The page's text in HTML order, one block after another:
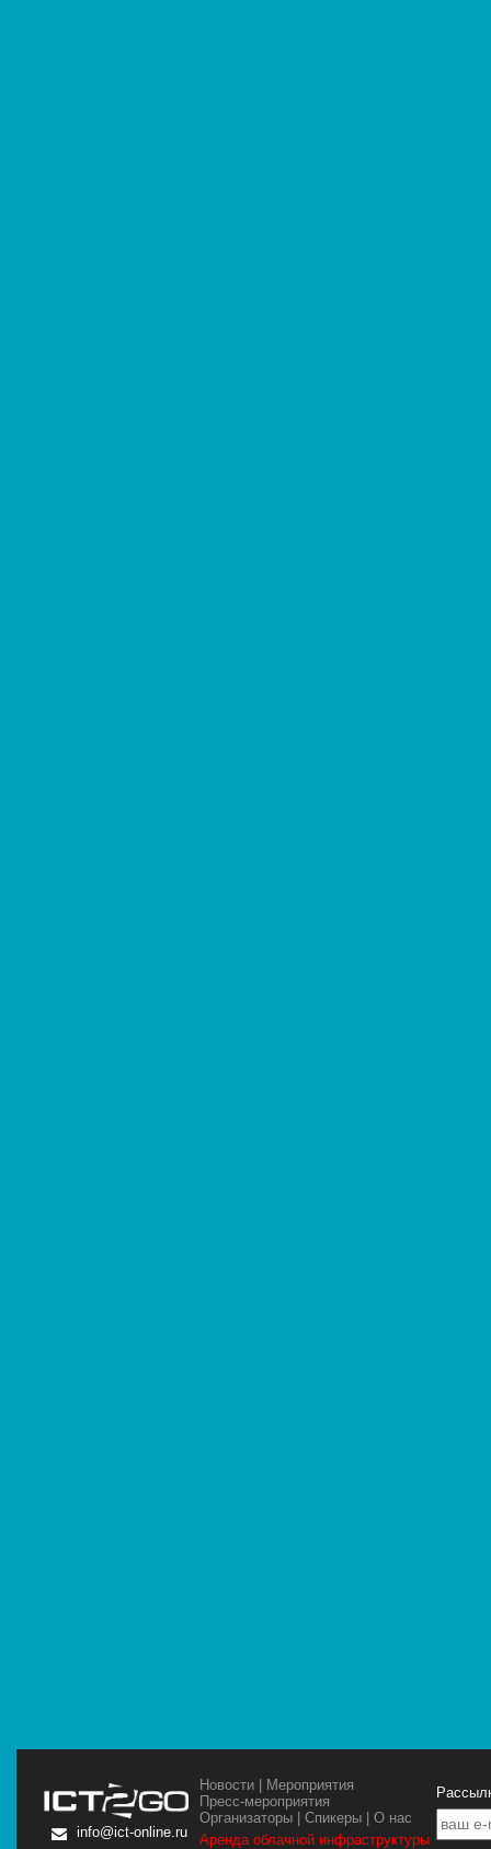
info@ict-online.ru
Новости | Мероприятия
Пресс-мероприятия
Организаторы |Спикеры |О нас
Аренда облачной инфраструктуры